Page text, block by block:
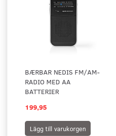
BÆRBAR NEDIS FM/AM-
RADIO MED AA
BATTERIER
199,95
Lägg till varukorgen